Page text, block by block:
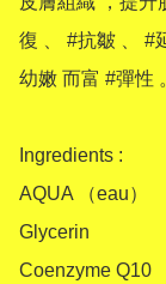
復 、 #抗皺 、 #
幼嫩 而富 #彈性
Ingredients :
AQUA （eau）
Glycerin
Coenzyme Q10